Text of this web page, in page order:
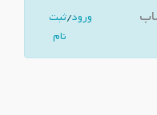
ورود/ثبت
نام